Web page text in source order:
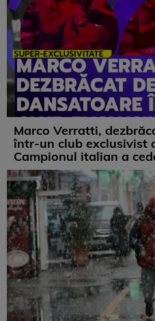
Marco Verratti,
într-un club exclusivist
Campionul italian a